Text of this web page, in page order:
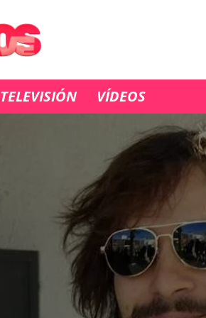
TELEVISIÓN VÍDEOS